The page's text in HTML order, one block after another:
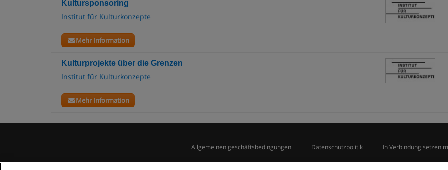
Kultursponsoring
Institut für Kulturkonzepte
Mehr Information
Kulturprojekte über die Grenzen
Institut für Kulturkonzepte
Mehr Information
Allgemeinen geschäftsbedingungen Datenschutzpolitik In Verbindung setzen